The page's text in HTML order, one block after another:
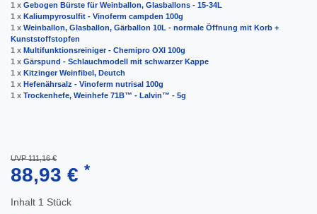
1 x Gebogen Bürste für Weinballon, Glasballons - 15-34L
1 x Kaliumpyrosulfit - Vinoferm campden 100g
1 x Weinballon, Glasballon, Gärballon 10L - normale Öffnung mit Korb +
Kunststoffstopfen
1 x Multifunktionsreiniger - Chemipro OXI 100g
1 x Gärspund - Schlauchmodell mit schwarzer Kappe
1 x Kitzinger Weinfibel, Deutch
1 x Hefenährsalz - Vinoferm nutrisal 100g
1 x Trockenhefe, Weinhefe 71B™ - Lalvin™ - 5g
UVP 111,16 €
88,93 € *
Inhalt 1 Stück